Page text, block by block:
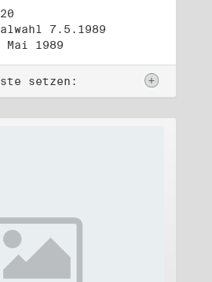
7.5.1989
Mai 1989
setzen: